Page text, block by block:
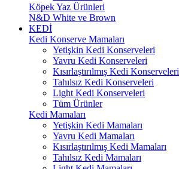
Köpek Yaz Ürünleri
N&D White ve Brown
KEDİ
Kedi Konserve Mamaları
Yetişkin Kedi Konserveleri
Yavru Kedi Konserveleri
Kısırlaştırılmış Kedi Konserveleri
Tahılsız Kedi Konserveleri
Light Kedi Konserveleri
Tüm Ürünler
Kedi Mamaları
Yetişkin Kedi Mamaları
Yavru Kedi Mamaları
Kısırlaştırılmış Kedi Mamaları
Tahılsız Kedi Mamaları